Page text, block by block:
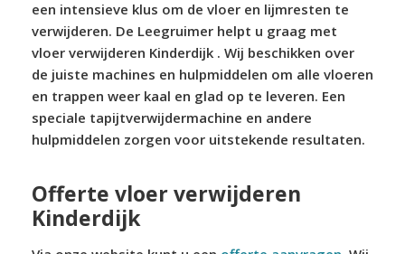
een intensieve klus om de vloer en lijmresten te
verwijderen. De Leegruimer helpt u graag met
vloer verwijderen Kinderdijk . Wij beschikken over
de juiste machines en hulpmiddelen om alle vloeren
en trappen weer kaal en glad op te leveren. Een
speciale tapijtverwijdermachine en andere
hulpmiddelen zorgen voor uitstekende resultaten.
Offerte vloer verwijderen
Kinderdijk